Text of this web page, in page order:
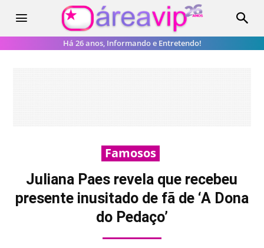
Há 26 anos, Informando e Entretendo!
Famosos
Juliana Paes revela que recebeu
presente inusitado de fã de ‘A Dona
do Pedaço’